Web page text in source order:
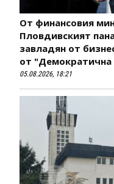
От финансовия
Пловдивският
завладян от
от "Демократична
05.08.2026, 18:21